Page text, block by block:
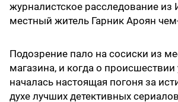
журналистское расследование из
местный житель Гарник Ароян
Подозрение пало на сосиски из
магазина, и когда о происшествии
началась настоящая погоня за
духе лучших детективных